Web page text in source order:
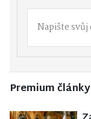
Premium články